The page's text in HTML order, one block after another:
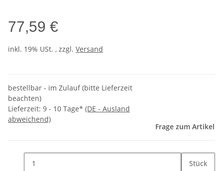
77,59 €
inkl. 19% USt. , zzgl. Versand
bestellbar - im Zulauf (bitte Lieferzeit
beachten)
Lieferzeit: 9 - 10 Tage* (DE - Ausland
abweichend)
Frage zum Artikel
Stück